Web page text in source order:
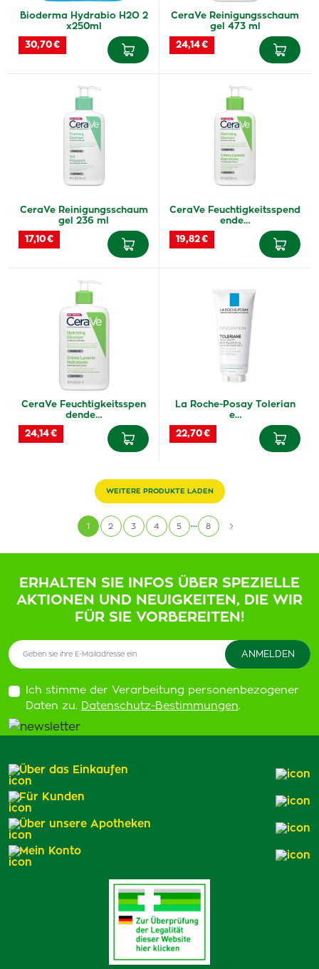
Bioderma Hydrabio H2O 2
x250ml
30,70 €
CeraVe Reinigungsschaum
gel 473 ml
24,14 €
CeraVe Reinigungsschaum
gel 236 ml
17,10 €
CeraVe Feuchtigkeitsspend
ende…
19,82 €
CeraVe Feuchtigkeitsspen
dende…
24,14 €
La Roche-Posay Tolerian
e…
22,70 €
WEITERE PRODUKTE LADEN
1 2 3 4 5 ... 8
ERHALTEN SIE INFOS ÜBER SPEZIELLE
AKTIONEN UND NEUIGKEITEN, DIE WIR
FÜR SIE VORBEREITEN!
Ich stimme der Verarbeitung personenbezogener
Daten zu. Datenschutz-Bestimmungen.
Über das Einkaufen
Für Kunden
Über unsere Apotheken
Mein Konto